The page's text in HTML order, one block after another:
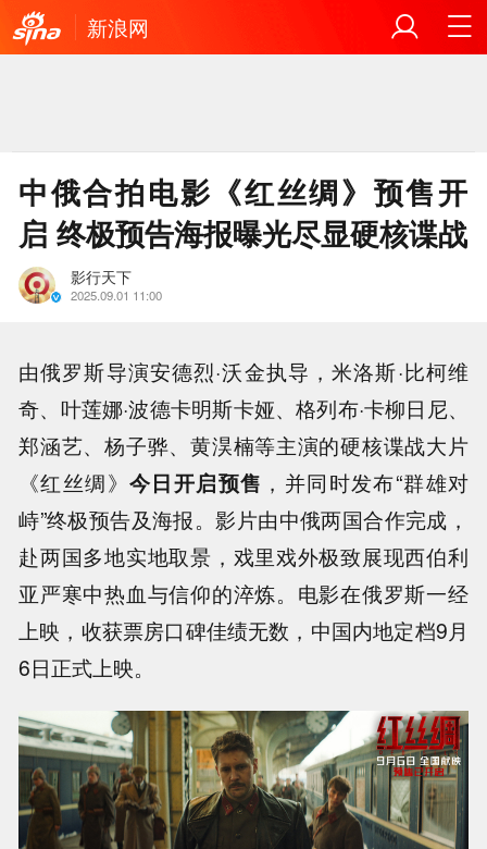
新浪网
中俄合拍电影《红丝绸》预售开
启 终极预告海报曝光尽显硬核谍战
影行天下
2025.09.01 11:00
由俄罗斯导演安德烈·沃金执导，米洛斯·比柯维
奇、叶莲娜·波德卡明斯卡娅、格列布·卡柳日尼、
郑涵艺、杨子骅、黄淏楠等主演的硬核谍战大片
《红丝绸》今日开启预售 ，并同时发布“群雄对
峙”终极预告及海报。影片由中俄两国合作完成，
赴两国多地实地取景，戏里戏外极致展现西伯利
亚严寒中热血与信仰的淬炼。电影在俄罗斯一经
上映，收获票房口碑佳绩无数，中国内地定档9月
6日正式上映。